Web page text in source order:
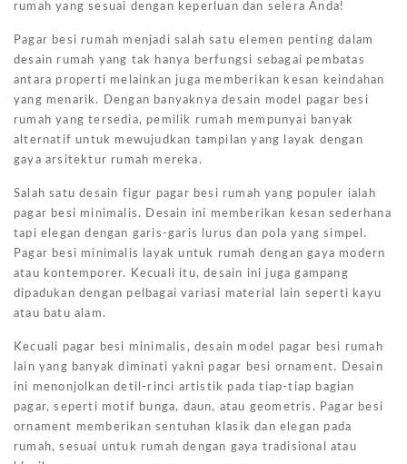
rumah yang sesuai dengan keperluan dan selera Anda!
Pagar besi rumah menjadi salah satu elemen penting dalam
desain rumah yang tak hanya berfungsi sebagai pembatas
antara properti melainkan juga memberikan kesan keindahan
yang menarik. Dengan banyaknya desain model pagar besi
rumah yang tersedia, pemilik rumah mempunyai banyak
alternatif untuk mewujudkan tampilan yang layak dengan
gaya arsitektur rumah mereka.
Salah satu desain figur pagar besi rumah yang populer ialah
pagar besi minimalis. Desain ini memberikan kesan sederhana
tapi elegan dengan garis-garis lurus dan pola yang simpel.
Pagar besi minimalis layak untuk rumah dengan gaya modern
atau kontemporer. Kecuali itu, desain ini juga gampang
dipadukan dengan pelbagai variasi material lain seperti kayu
atau batu alam.
Kecuali pagar besi minimalis, desain model pagar besi rumah
lain yang banyak diminati yakni pagar besi ornament. Desain
ini menonjolkan detil-rinci artistik pada tiap-tiap bagian
pagar, seperti motif bunga, daun, atau geometris. Pagar besi
ornament memberikan sentuhan klasik dan elegan pada
rumah, sesuai untuk rumah dengan gaya tradisional atau